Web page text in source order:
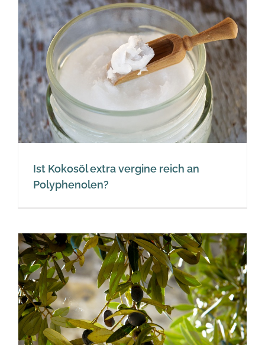
Ist Kokosöl extra vergine reich an
Polyphenolen?